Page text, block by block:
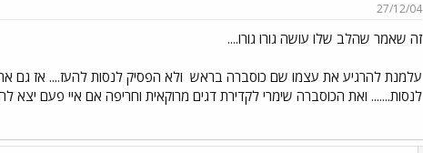
27/12/04
זה שאמר שהלב שלו עושה גורו גורו....
עלמנת להרגיע את עצמו שם כוסברה בראש ולא הפסיק לנסות להעז.... אז גם
לנסות....... ואת הכוסברה שימרי לקדירת דגים מרוקאית וחריפה אם איי פעם יצא